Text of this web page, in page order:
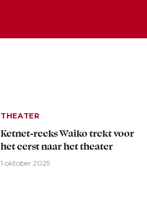
THEATER
Ketnet-reeks Waiko trekt voor
het eerst naar het theater
1 oktober 2025